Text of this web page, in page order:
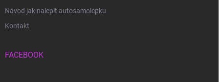
Návod jak nalepit autosamolepku
Kontakt
FACEBOOK